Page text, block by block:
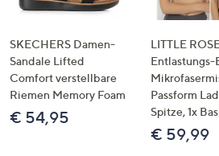
SKECHERS Damen-
Sandale Lifted
Comfort verstellbare
Riemen Memory Foam
€ 54,95
LITTLE
Entlastungs-
Passform
Spitze, 1x
€ 59,99